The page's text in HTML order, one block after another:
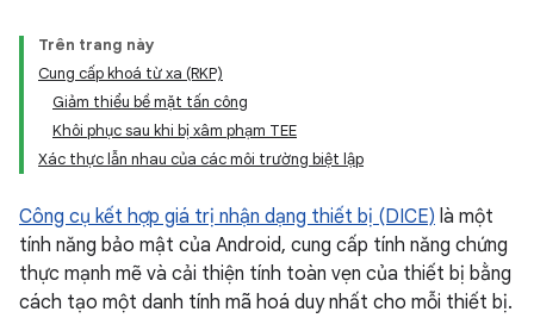
Trên trang này
Cung cấp khoá từ xa (RKP)
Giảm thiểu bề mặt tấn công
Khôi phục sau khi bị xâm phạm TEE
Xác thực lẫn nhau của các môi trường biệt lập
Công cụ kết hợp giá trị nhận dạng thiết bị (DICE) là một
tính năng bảo mật của Android, cung cấp tính năng chứng
thực mạnh mẽ và cải thiện tính toàn vẹn của thiết bị bằng
cách tạo một danh tính mã hoá duy nhất cho mỗi thiết bị.